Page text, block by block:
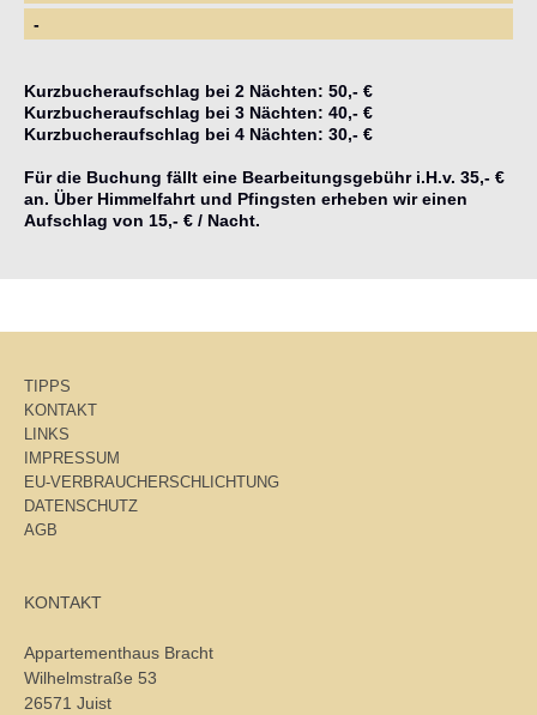
-
Kurzbucheraufschlag bei 2 Nächten: 50,- €
Kurzbucheraufschlag bei 3 Nächten: 40,- €
Kurzbucheraufschlag bei 4 Nächten: 30,- €
Für die Buchung fällt eine Bearbeitungsgebühr i.H.v. 35,- €
an. Über Himmelfahrt und Pfingsten erheben wir einen
Aufschlag von 15,- € / Nacht.
TIPPS
KONTAKT
LINKS
IMPRESSUM
EU-VERBRAUCHERSCHLICHTUNG
DATENSCHUTZ
AGB
KONTAKT
Appartementhaus Bracht
Wilhelmstraße 53
26571 Juist